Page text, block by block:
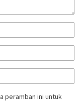
peramban ini untuk